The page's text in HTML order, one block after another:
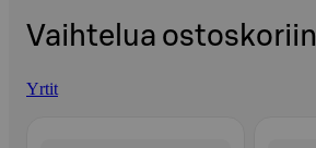
Vaihtelua ostoskoriin
Yrtit